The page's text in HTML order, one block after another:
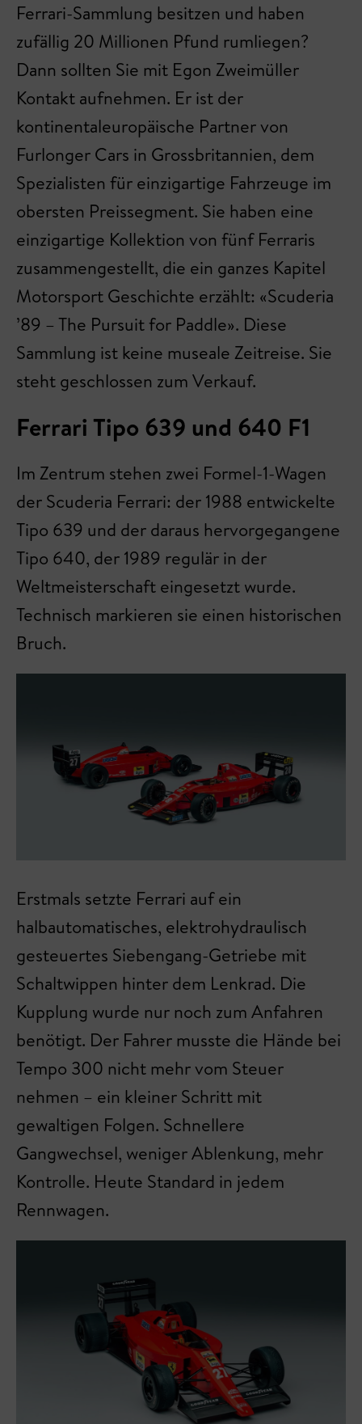
Ferrari-Sammlung besitzen und haben
zufällig 20 Millionen Pfund rumliegen?
Dann sollten Sie mit Egon Zweimüller
Kontakt aufnehmen. Er ist der
kontinentaleuropäische Partner von
Furlonger Cars in Grossbritannien, dem
Spezialisten für einzigartige Fahrzeuge im
obersten Preissegment. Sie haben eine
einzigartige Kollektion von fünf Ferraris
zusammengestellt, die ein ganzes Kapitel
Motorsport Geschichte erzählt: «Scuderia
’89 – The Pursuit for Paddle». Diese
Sammlung ist keine museale Zeitreise. Sie
steht geschlossen zum Verkauf.
Ferrari Tipo 639 und 640 F1
Im Zentrum stehen zwei Formel-1-Wagen
der Scuderia Ferrari: der 1988 entwickelte
Tipo 639 und der daraus hervorgegangene
Tipo 640, der 1989 regulär in der
Weltmeisterschaft eingesetzt wurde.
Technisch markieren sie einen historischen
Bruch.
Erstmals setzte Ferrari auf ein
halbautomatisches, elektrohydraulisch
gesteuertes Siebengang-Getriebe mit
Schaltwippen hinter dem Lenkrad. Die
Kupplung wurde nur noch zum Anfahren
benötigt. Der Fahrer musste die Hände bei
Tempo 300 nicht mehr vom Steuer
nehmen – ein kleiner Schritt mit
gewaltigen Folgen. Schnellere
Gangwechsel, weniger Ablenkung, mehr
Kontrolle. Heute Standard in jedem
Rennwagen.